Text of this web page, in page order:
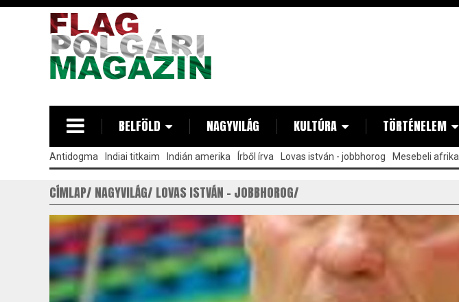
BELFÖLD NAGYVILÁG KULTÚRA TÖRTÉNELEM
Antidogma Indiai titkaim Indián amerika Írből írva Lovas istván - jobbhorog Mesebeli afrika
CÍMLAP NAGYVILÁG LOVAS ISTVÁN - JOBBHOROG